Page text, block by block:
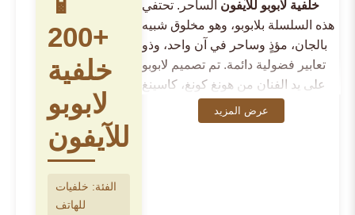
200+
خلفية
لابوبو
للآيفون
الفئة: خلفيات
للهاتف
خلفية لابوبو للآيفون الساحر. تحتفي
هذه السلسلة بلابوبو، وهو مخلوق شبيه
بالجان، مؤذٍ وساحر في آن واحد، وذو
تعابير فضولية دائمة. تم تصميم لابوبو
على يد الفنان من هونغ كونغ، كاسينغ
لونغ، واشتهر بفضل بوب مارت، ليصبح
شخصية مرموقة في تصميم
عرض المزيد